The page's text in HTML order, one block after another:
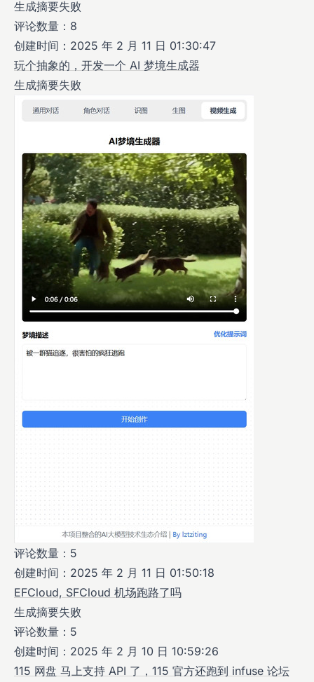
生成摘要失败
评论数量：8
创建时间：2025 年 2 月 11 日 01:30:47
玩个抽象的，开发一个 AI 梦境生成器
生成摘要失败
评论数量：5
创建时间：2025 年 2 月 11 日 01:50:18
EFCloud, SFCloud 机场跑路了吗
生成摘要失败
评论数量：5
创建时间：2025 年 2 月 10 日 10:59:26
115 网盘 马上支持 API 了，115 官方还跑到 infuse 论坛